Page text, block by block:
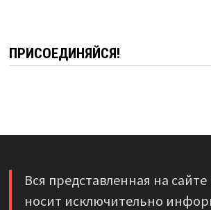
ПРИСОЕДИНЯЙСЯ!
Вся представленная на
носит исключительно